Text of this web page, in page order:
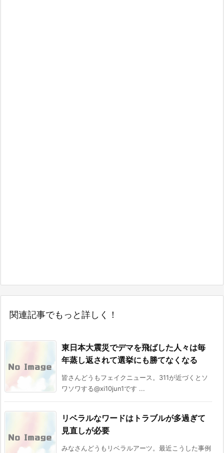
関連記事でもっと詳しく！
東日本大震災でデマを飛ばした人々は毎
年蒸し返されて選挙にも勝てなくなる
皆さんどうもフェイクニュース。311が近づくとソ
ワソワする@xi10jun1です ...
リベラルなワードはトラブルが多過ぎて
見直しが必要
みなさんどうもリベラルアーツ。最近こうした事例